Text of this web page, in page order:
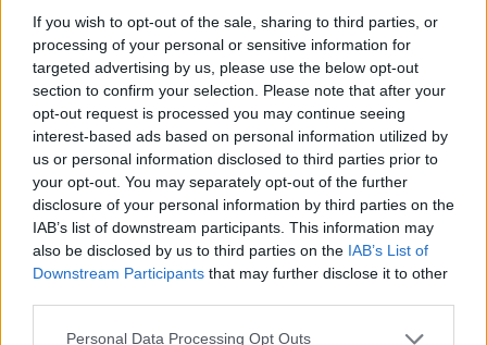
If you wish to opt-out of the sale, sharing to third parties, or
processing of your personal or sensitive information for
targeted advertising by us, please use the below opt-out
section to confirm your selection. Please note that after your
opt-out request is processed you may continue seeing
interest-based ads based on personal information utilized by
us or personal information disclosed to third parties prior to
your opt-out. You may separately opt-out of the further
disclosure of your personal information by third parties on the
IAB’s list of downstream participants. This information may
also be disclosed by us to third parties on the IAB’s List of
Downstream Participants that may further disclose it to other
Personal Data Processing Opt Outs
Οι επιστήμονες διαπίστωσαν ότι:
Τα αρχικά επίπεδα βλάβης ήταν
παρόμοια σε νεαρά και ενήλικα
ζώα
Στα νεαρά εμφανίστηκαν διπλές
θραύσεις DNA
Οι θραύσεις αυτές οδηγούν σε